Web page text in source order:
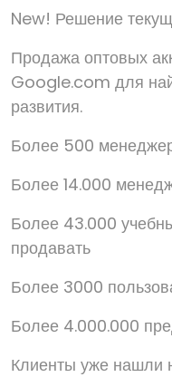
New! Решение
Продажа оптовых
Google.com для
развития.
Более 500
Более 14.000
Более 43.000
продавать
Более 3000
Более 4.000.000
Клиенты уже нашли